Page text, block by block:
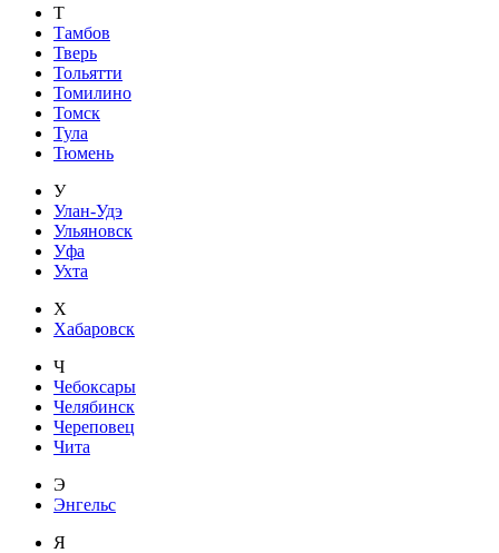
Т
Тамбов
Тверь
Тольятти
Томилино
Томск
Тула
Тюмень
У
Улан-Удэ
Ульяновск
Уфа
Ухта
Х
Хабаровск
Ч
Чебоксары
Челябинск
Череповец
Чита
Э
Энгельс
Я